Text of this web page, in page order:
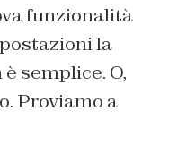
funzionalità
la
è semplice. O,
Proviamo a